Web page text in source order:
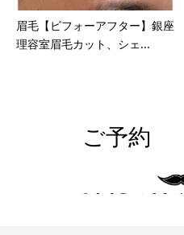
眉毛【ビフォーアフター】銀座
理容室眉毛カット、シェ...
ご予約